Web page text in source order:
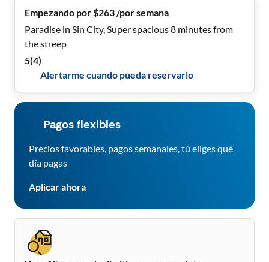
Empezando por $263 /por semana
Paradise in Sin City, Super spacious 8 minutes from
the streep
5(4)
Alertarme cuando pueda reservarlo
Pagos flexibles
Precios favorables, pagos semanales, tú eliges qué
día pagas
Aplicar ahora